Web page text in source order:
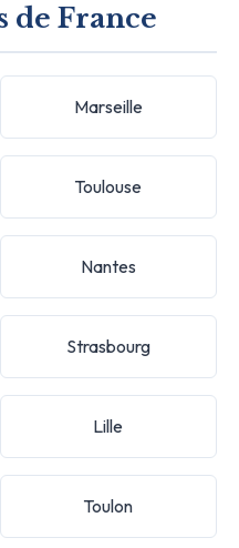
de France
Marseille
Toulouse
Nantes
Strasbourg
Lille
Toulon